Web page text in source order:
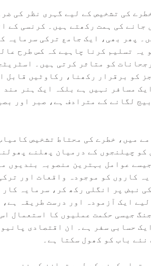
کی تشخیص کے لیے گہری نظر کی
جانے کی ہمت رکھتے ہیں۔ کرنسی کے
پھر بھی، ایک جامع ترکی سرمایہ
یہ تسلیم کرنا چاہیے کہ کس طرح
کو متاثر کرتی ہیں۔
کو برقرار رکھنا، رکاوٹیں قابل
مسافر نہیں ہے بلکہ ایک ہنر
لگانے کے مترادف ہے، صبر اور
میں، خطرے کی محتاط تشخیص
کو چیلنجوں کے درمیان پھلنے
عوامل بہترین منصوبہ بندیوں
کاروں کو موجودہ واقعات اور
نبض پر انگلی رکھ کر، سرمایہ
ایک آزمودہ اور درست طریقہ
جیسی حکمت عملیوں کا استعمال
حسابی سفر ہے۔ ان اقتصادی
باب کو کھول سکتا ہے۔